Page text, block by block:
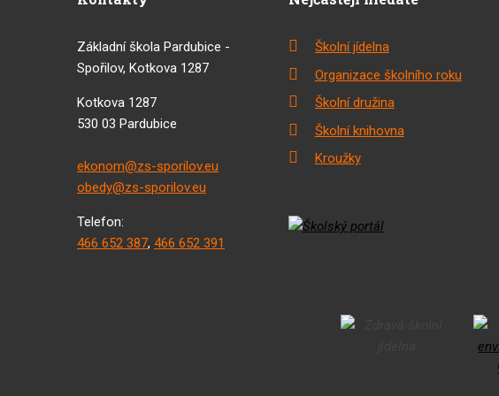
Základní škola Pardubice -
Spořilov, Kotkova 1287
Kotkova 1287
530 03 Pardubice
ekonom@zs-sporilov.eu
obedy@zs-sporilov.eu
Telefon:
466 652 387, 466 652 391
Školní jídelna
Organizace školního roku
Školní družina
Školní knihovna
Kroužky